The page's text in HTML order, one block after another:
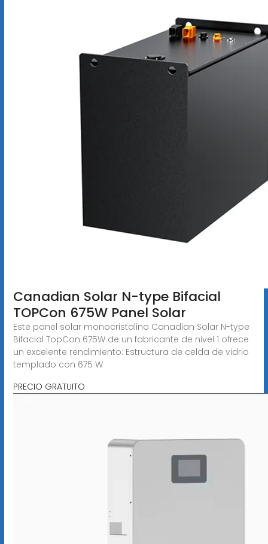
Canadian Solar N-type Bifacial
TOPCon 675W Panel Solar
Este panel solar monocristalino Canadian Solar N-type
Bifacial TopCon 675W de un fabricante de nivel 1 ofrece
un excelente rendimiento: Estructura de celda de vidrio
templado con 675 W
PRECIO GRATUITO